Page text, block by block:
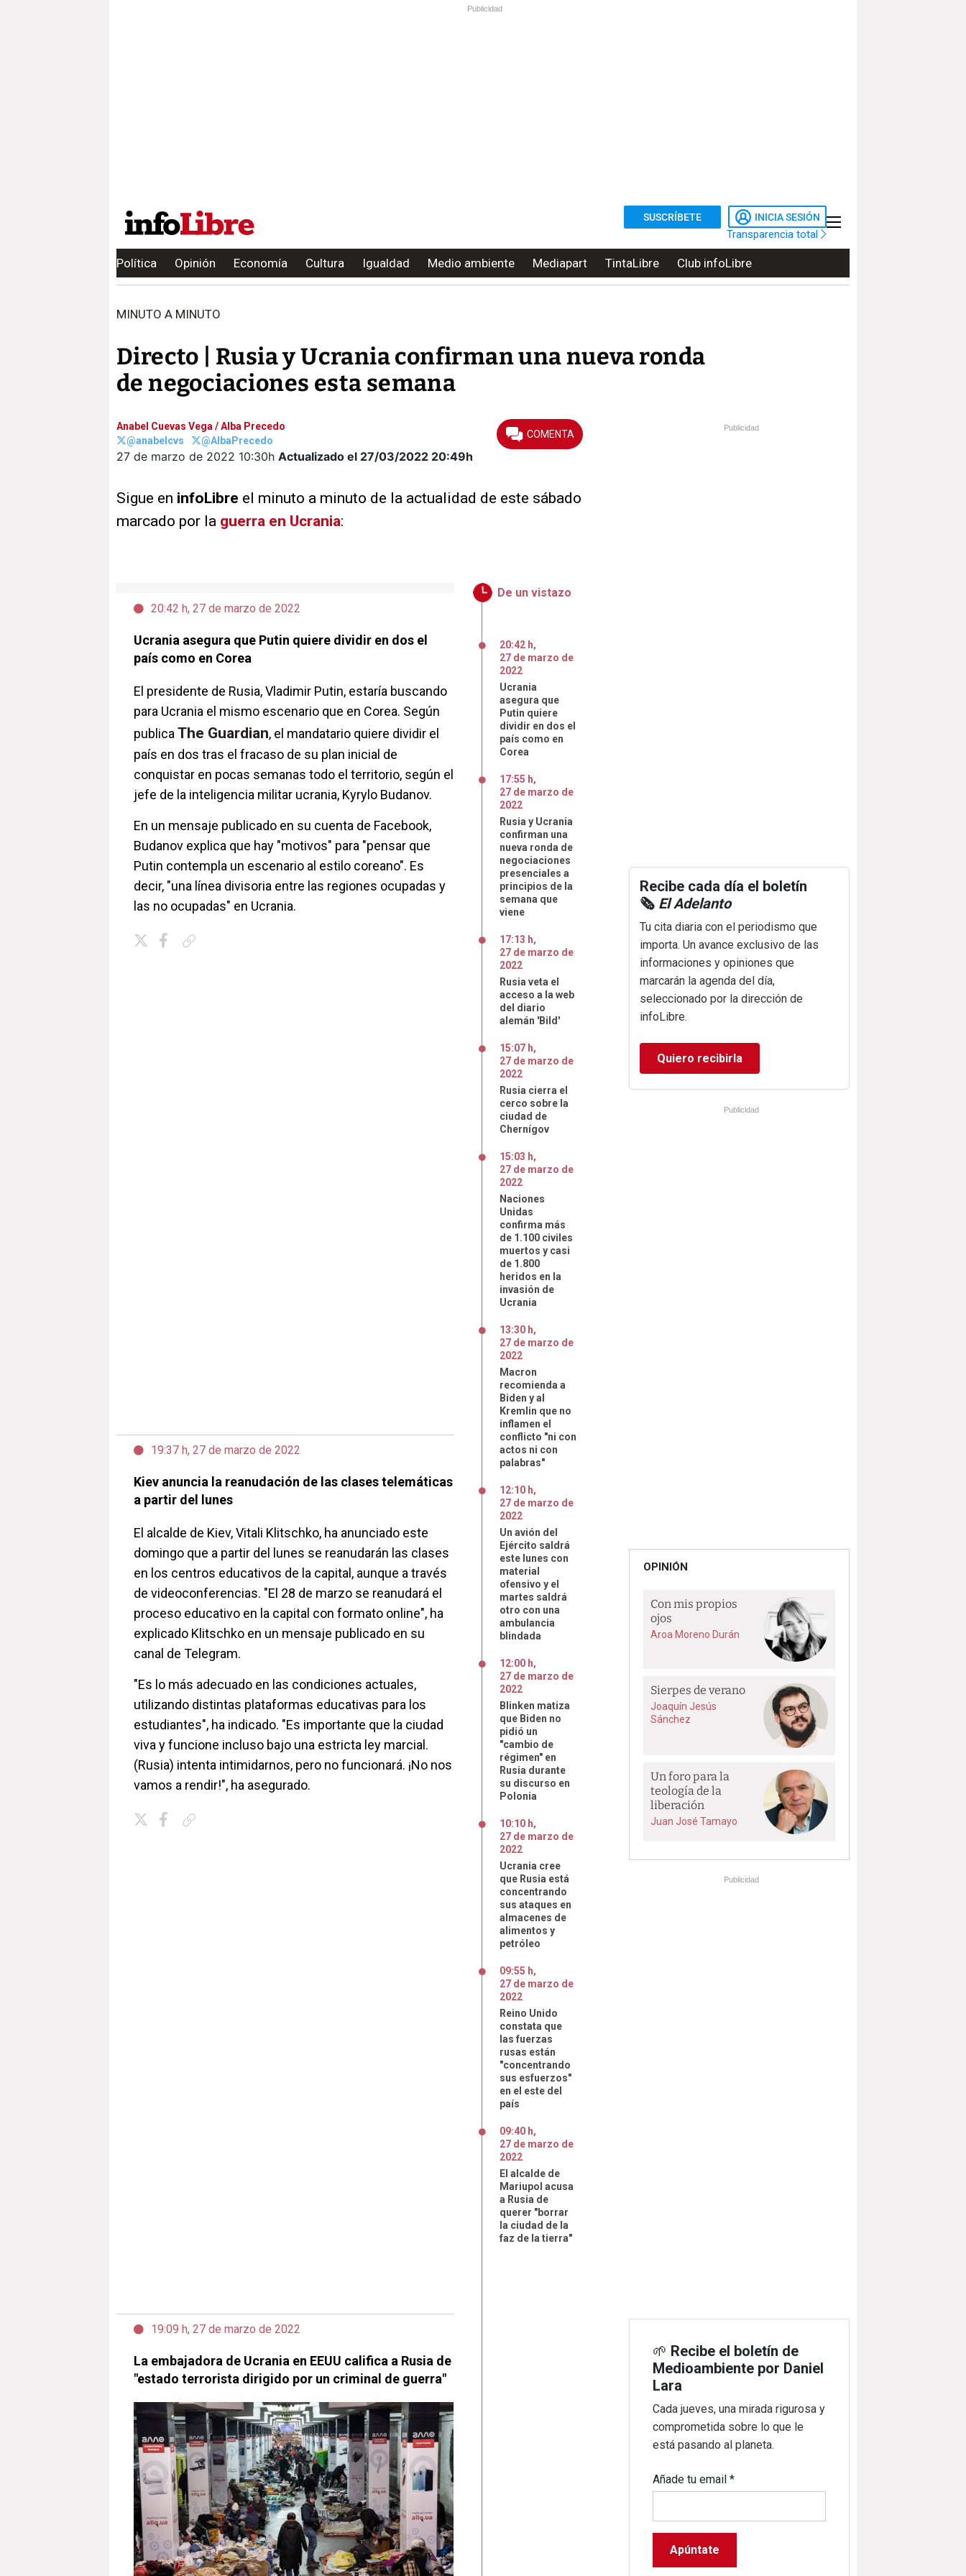
Publicidad
SUSCRÍBETE INICIA SESIÓN
Transparencia total
Política Opinión Economía Cultura Igualdad Medio ambiente Mediapart TintaLibre Club infoLibre
MINUTO A MINUTO
Directo | Rusia y Ucrania confirman una nueva ronda
de negociaciones esta semana
Anabel Cuevas Vega /Alba Precedo
@anabelcvs
@AlbaPrecedo
27 de marzo de 2022 10:30h Actualizado el 27/03/2022 20:49h
Sigue en infoLibre el minuto a minuto de la actualidad de este sábado
marcado por la guerra en Ucrania:
20:42 h, 27 de marzo de 2022
Ucrania asegura que Putin quiere dividir en dos el
país como en Corea
El presidente de Rusia, Vladimir Putin, estaría buscando
para Ucrania el mismo escenario que en Corea. Según
publica The Guardian, el mandatario quiere dividir el
país en dos tras el fracaso de su plan inicial de
conquistar en pocas semanas todo el territorio, según el
jefe de la inteligencia militar ucrania, Kyrylo Budanov.
En un mensaje publicado en su cuenta de Facebook,
Budanov explica que hay "motivos" para "pensar que
Putin contempla un escenario al estilo coreano". Es
decir, "una línea divisoria entre las regiones ocupadas y
las no ocupadas" en Ucrania.
19:37 h, 27 de marzo de 2022
Kiev anuncia la reanudación de las clases telemáticas
a partir del lunes
El alcalde de Kiev, Vitali Klitschko, ha anunciado este
domingo que a partir del lunes se reanudarán las clases
en los centros educativos de la capital, aunque a través
de videoconferencias. "El 28 de marzo se reanudará el
proceso educativo en la capital con formato online", ha
explicado Klitschko en un mensaje publicado en su
canal de Telegram.
"Es lo más adecuado en las condiciones actuales,
utilizando distintas plataformas educativas para los
estudiantes", ha indicado. "Es importante que la ciudad
viva y funcione incluso bajo una estricta ley marcial.
(Rusia) intenta intimidarnos, pero no funcionará. ¡No nos
vamos a rendir!", ha asegurado.
19:09 h, 27 de marzo de 2022
La embajadora de Ucrania en EEUU califica a Rusia de
"estado terrorista dirigido por un criminal de guerra"
De un vistazo
20:42 h,
27 de marzo de
2022
Ucrania
asegura que
Putin quiere
dividir en dos el
país como en
Corea
17:55 h,
27 de marzo de
2022
Rusia y Ucrania
confirman una
nueva ronda de
negociaciones
presenciales a
principios de la
semana que
viene
17:13 h,
27 de marzo de
2022
Rusia veta el
acceso a la web
del diario
alemán 'Bild'
15:07 h,
27 de marzo de
2022
Rusia cierra el
cerco sobre la
ciudad de
Chernígov
15:03 h,
27 de marzo de
2022
Naciones
Unidas
confirma más
de 1.100 civiles
muertos y casi
de 1.800
heridos en la
invasión de
Ucrania
13:30 h,
27 de marzo de
2022
Macron
recomienda a
Biden y al
Kremlin que no
inflamen el
conflicto "ni con
actos ni con
palabras"
12:10 h,
27 de marzo de
2022
Un avión del
Ejército saldrá
este lunes con
material
ofensivo y el
martes saldrá
otro con una
ambulancia
blindada
12:00 h,
27 de marzo de
2022
Blinken matiza
que Biden no
pidió un
"cambio de
régimen" en
Rusia durante
su discurso en
Polonia
10:10 h,
27 de marzo de
2022
Ucrania cree
que Rusia está
concentrando
sus ataques en
almacenes de
alimentos y
petróleo
09:55 h,
27 de marzo de
2022
Reino Unido
constata que
las fuerzas
rusas están
"concentrando
sus esfuerzos"
en el este del
país
09:40 h,
27 de marzo de
2022
El alcalde de
Mariupol acusa
a Rusia de
querer "borrar
la ciudad de la
faz de la tierra"
Publicidad
Recibe cada día el boletín
🗞️ El Adelanto
Tu cita diaria con el periodismo que
importa. Un avance exclusivo de las
informaciones y opiniones que
marcarán la agenda del día,
seleccionado por la dirección de
infoLibre.
Quiero recibirla
Publicidad
OPINIÓN
Con mis propios
ojos
Aroa Moreno Durán
Sierpes de verano
Joaquín Jesús
Sánchez
Un foro para la
teología de la
liberación
Juan José Tamayo
Publicidad
🌱 Recibe el boletín de
Medioambiente por Daniel
Lara
Cada jueves, una mirada rigurosa y
comprometida sobre lo que le
está pasando al planeta.
Añade tu email*